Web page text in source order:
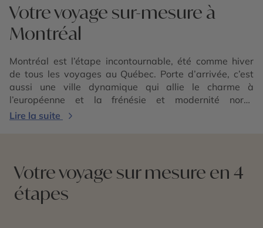
Votre voyage sur-mesure à
Montréal
Montréal est l’étape incontournable, été comme hiver
de tous les voyages au Québec. Porte d’arrivée, c’est
aussi une ville dynamique qui allie le charme à
l’européenne et la frénésie et modernité nord-
américaine. Montréal vit aux rythmes des festivals, des
vivre, à l’image de votre
Lire la suite
Votre voyage sur mesure en 4
étapes